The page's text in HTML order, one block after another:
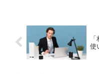
使